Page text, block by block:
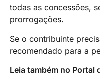
todas as concessões,
prorrogações.
Se o contribuinte
recomendado para a
Leia também no Portal